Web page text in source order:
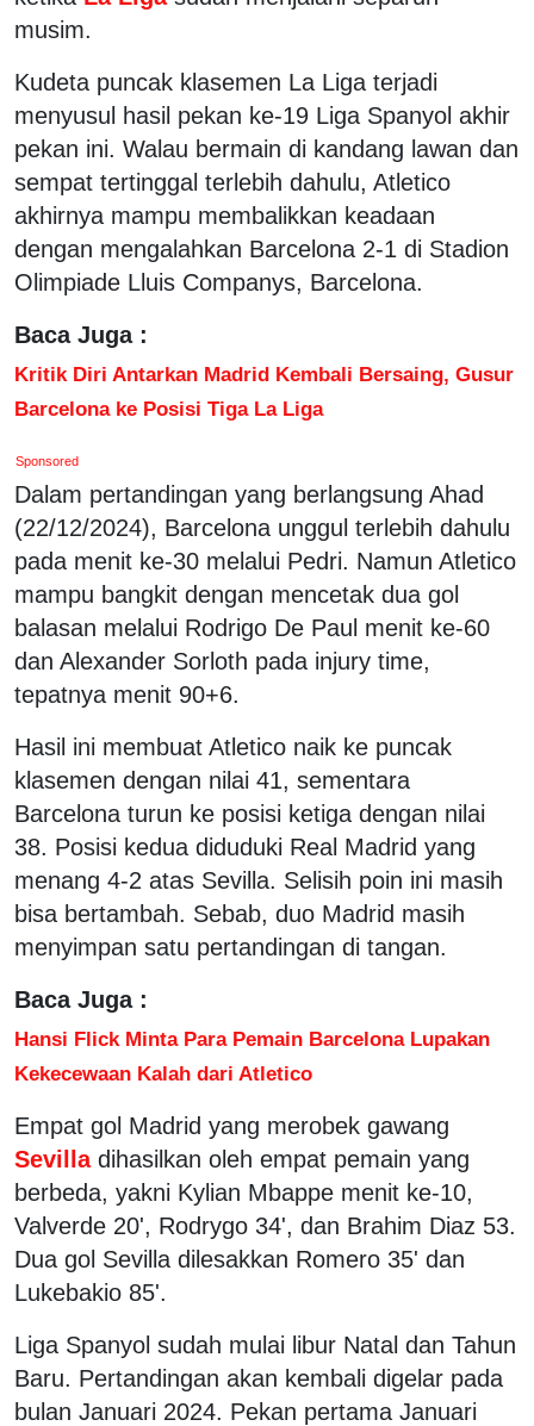
musim.
Kudeta puncak klasemen La Liga terjadi
menyusul hasil pekan ke-19 Liga Spanyol akhir
pekan ini. Walau bermain di kandang lawan dan
sempat tertinggal terlebih dahulu, Atletico
akhirnya mampu membalikkan keadaan
dengan mengalahkan Barcelona 2-1 di Stadion
Olimpiade Lluis Companys, Barcelona.
Baca Juga :
Kritik Diri Antarkan Madrid Kembali Bersaing, Gusur
Barcelona ke Posisi Tiga La Liga
Sponsored
Dalam pertandingan yang berlangsung Ahad
(22/12/2024), Barcelona unggul terlebih dahulu
pada menit ke-30 melalui Pedri. Namun Atletico
mampu bangkit dengan mencetak dua gol
balasan melalui Rodrigo De Paul menit ke-60
dan Alexander Sorloth pada injury time,
tepatnya menit 90+6.
Hasil ini membuat Atletico naik ke puncak
klasemen dengan nilai 41, sementara
Barcelona turun ke posisi ketiga dengan nilai
38. Posisi kedua diduduki Real Madrid yang
menang 4-2 atas Sevilla. Selisih poin ini masih
bisa bertambah. Sebab, duo Madrid masih
menyimpan satu pertandingan di tangan.
Baca Juga :
Hansi Flick Minta Para Pemain Barcelona Lupakan
Kekecewaan Kalah dari Atletico
Empat gol Madrid yang merobek gawang
Sevilla dihasilkan oleh empat pemain yang
berbeda, yakni Kylian Mbappe menit ke-10,
Valverde 20', Rodrygo 34', dan Brahim Diaz 53.
Dua gol Sevilla dilesakkan Romero 35' dan
Lukebakio 85'.
Liga Spanyol sudah mulai libur Natal dan Tahun
Baru. Pertandingan akan kembali digelar pada
bulan Januari 2024. Pekan pertama Januari